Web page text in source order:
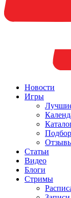
Новости
Игры
Статьи
Видео
Блоги
Стримы